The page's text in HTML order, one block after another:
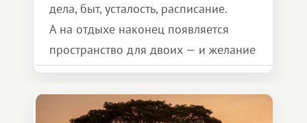
дела, быт, усталость, расписание.
А на отдыхе наконец появляется
пространство для двоих — и желание
сделать для близкого человека что-то
особенное. Не обязательно
масштабное, но тёплое